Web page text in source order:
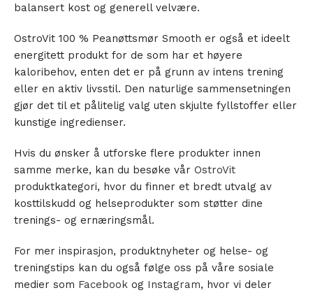
balansert kost og generell velvære.
OstroVit 100 % Peanøttsmør Smooth er også et ideelt
energitett produkt for de som har et høyere
kaloribehov, enten det er på grunn av intens trening
eller en aktiv livsstil. Den naturlige sammensetningen
gjør det til et pålitelig valg uten skjulte fyllstoffer eller
kunstige ingredienser.
Hvis du ønsker å utforske flere produkter innen
samme merke, kan du besøke vår OstroVit
produktkategori, hvor du finner et bredt utvalg av
kosttilskudd og helseprodukter som støtter dine
trenings- og ernæringsmål.
For mer inspirasjon, produktnyheter og helse- og
treningstips kan du også følge oss på våre sosiale
medier som Facebook og Instagram, hvor vi deler